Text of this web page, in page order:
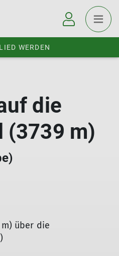
WERDEN
die
(3739 m)
m) über die